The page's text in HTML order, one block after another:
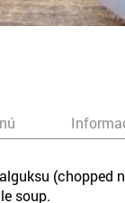
(chopped
soup.